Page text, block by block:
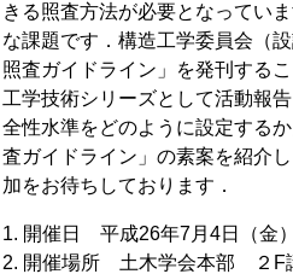
頼
性
設
計
に
つ
い
て
の
きる照査方法が必要となってい
な課題です．構造工学委員会（
照査ガイドライン」を発刊する
工学技術シリーズとして活動報
全性水準をどのように設定する
査ガイドライン」の素案を紹介
加をお待ちしております．
1. 開催日 平成26年7月4日（金
2. 開催場所 土木学会本部 ２F